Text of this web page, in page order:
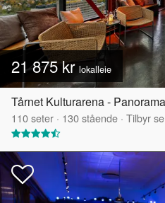
21 875 krlokalleie
Tårnet Kulturarena - Panorama
110seter · 130stående · Tilbyr